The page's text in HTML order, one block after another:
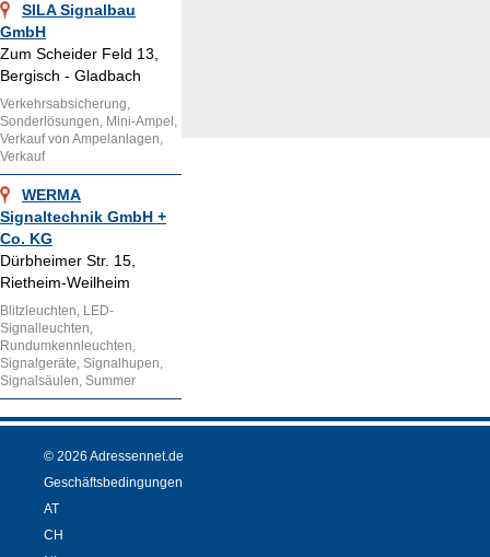
SILA Signalbau
GmbH
Zum Scheider Feld 13,
Bergisch - Gladbach
Verkehrsabsicherung,
Sonderlösungen, Mini-Ampel,
Verkauf von Ampelanlagen,
Verkauf
WERMA
Signaltechnik GmbH +
Co. KG
Dürbheimer Str. 15,
Rietheim-Weilheim
Blitzleuchten, LED-
Signalleuchten,
Rundumkennleuchten,
Signalgeräte, Signalhupen,
Signalsäulen, Summer
© 2026 Adressennet.de
Geschäftsbedingungen
AT
CH